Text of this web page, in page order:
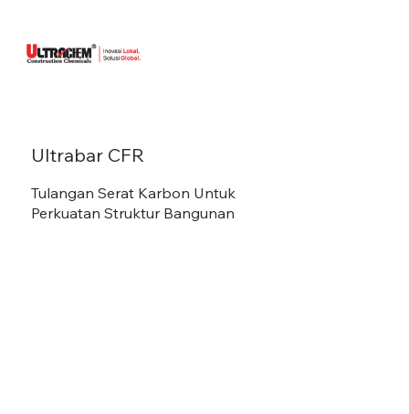
Ultrabar CFR
Tulangan Serat Karbon Untuk
Perkuatan Struktur Bangunan